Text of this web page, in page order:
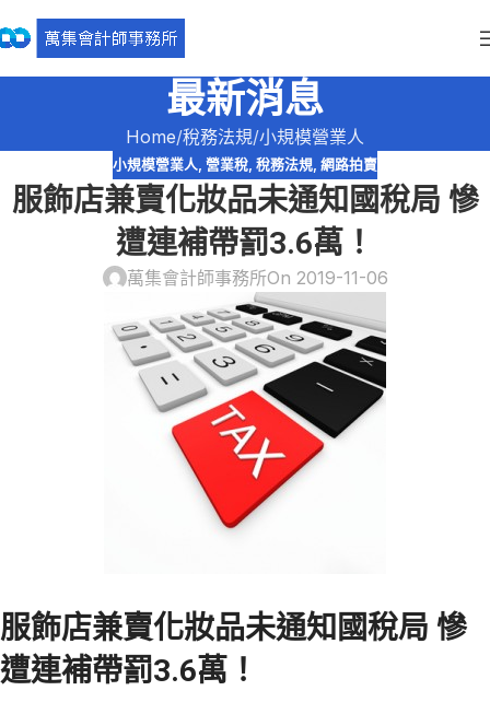
最新消息
Home 稅務法規 小規模營業人
小規模營業人, 營業稅, 稅務法規, 網路拍賣
服飾店兼賣化妝品未通知國稅局 慘
遭連補帶罰3.6萬！
萬集會計師事務所On 2019-11-06
服飾店兼賣化妝品未通知國稅局 慘
遭連補帶罰3.6萬！